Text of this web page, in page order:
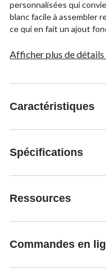
personnalisées qui
blanc facile à assembler
ce qui en fait un ajout
Afficher plus de détails
Caractéristiques
Spécifications
Ressources
Commandes en